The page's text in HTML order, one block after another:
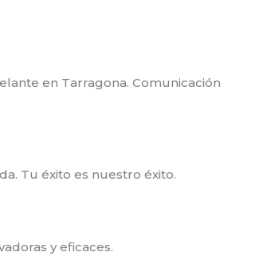
en Tarragona. Comunicación
Tu éxito es nuestro éxito.
y eficaces.